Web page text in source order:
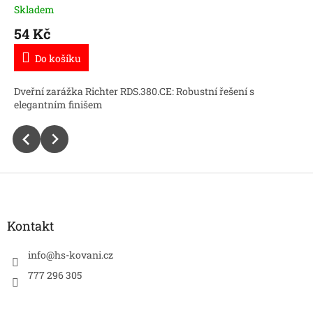
Skladem
54 Kč
Do košíku
Dveřní zarážka Richter RDS.380.CE: Robustní řešení s
elegantním finišem
Z
Kontakt
info@hs-kovani.cz
777 296 305